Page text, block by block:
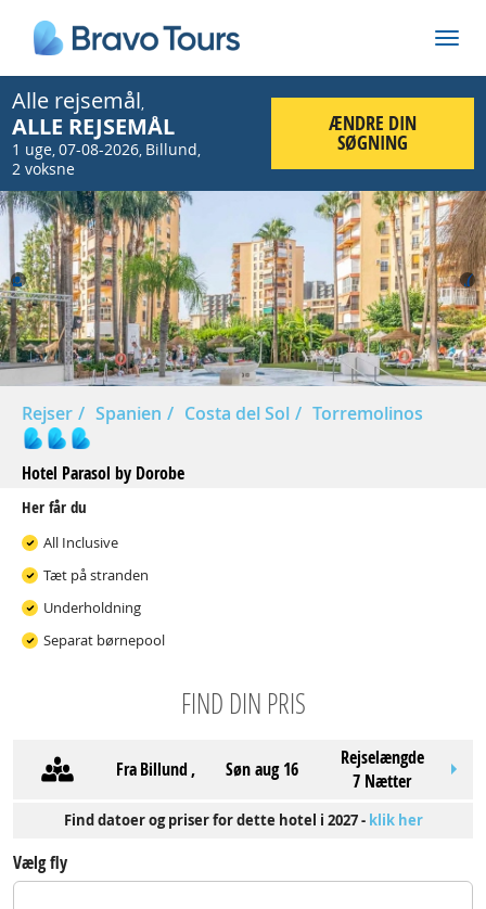
Alle rejsemål,
ALLE REJSEMÅL
1 uge,07-08-2026, Billund,
2 voksne
ÆNDRE DIN
SØGNING
Prev
Rejser Spanien Costa del Sol Torremolinos
Hotel Parasol by Dorobe
Her får du
All Inclusive
Tæt på stranden
Underholdning
Separat børnepool
FIND DIN PRIS
FraBillund, søn aug 16
Rejselængde
7 Nætter
Find datoer og priser for dette hotel i 2027 - klik her
Vælg fly